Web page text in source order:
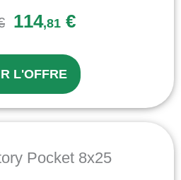
114,81 €
L'OFFRE
Pocket 8x25